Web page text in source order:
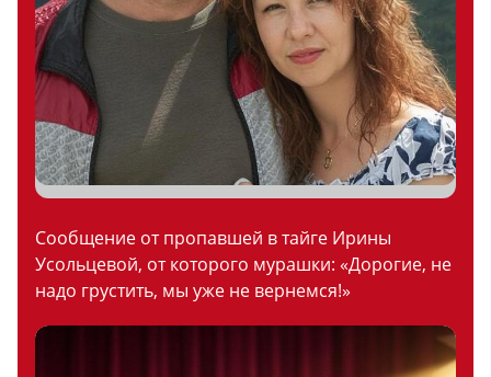
Сообщение от пропавшей в тайге Ирины
Усольцевой, от которого мурашки: «Дорогие, не
надо грустить, мы уже не вернемся!»